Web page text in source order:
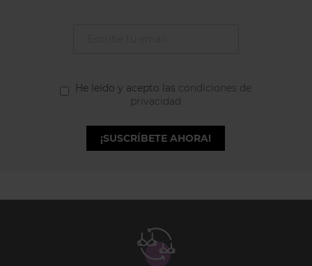
He leído y acepto las condiciones de
privacidad
¡SUSCRÍBETE AHORA!